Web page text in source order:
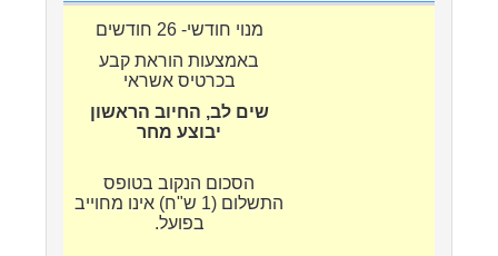
מנוי חודשי- 26 חודשים
באמצעות הוראת קבע
בכרטיס אשראי
שים לב, החיוב הראשון
יבוצע מחר
הסכום הנקוב בטופס
התשלום (1 ש"ח) אינו מחוייב
בפועל.